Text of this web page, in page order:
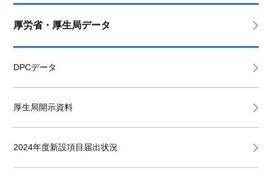
厚労省・厚生局データ
DPCデータ
厚生局開示資料
2024年度新設項目届出状況